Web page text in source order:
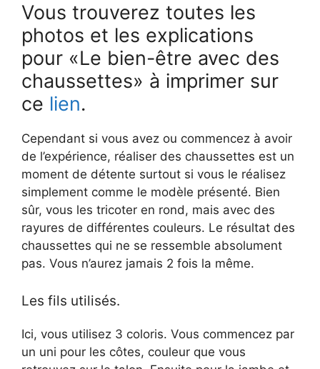
Vous trouverez toutes les
photos et les explications
pour «Le bien-être avec des
chaussettes» à imprimer sur
ce lien.
Cependant si vous avez ou commencez à avoir
de l’expérience, réaliser des chaussettes est un
moment de détente surtout si vous le réalisez
simplement comme le modèle présenté. Bien
sûr, vous les tricoter en rond, mais avec des
rayures de différentes couleurs. Le résultat des
chaussettes qui ne se ressemble absolument
pas. Vous n’aurez jamais 2 fois la même.
Les fils utilisés.
Ici, vous utilisez 3 coloris. Vous commencez par
un uni pour les côtes, couleur que vous